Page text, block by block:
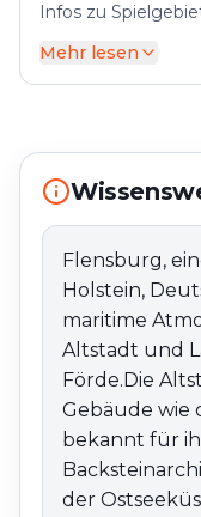
Infos zu
Flensburg, eine
Deutschland,
ihre
Segler und
Strände bieten
Entspannen.Die
und Cafés mit
veranstaltet
Hafenfest und die
maritime
Mehr lesen
Flensburg,
Holstein,
maritime
Altstadt und
Förde.Die
Gebäude wie
bekannt für
der